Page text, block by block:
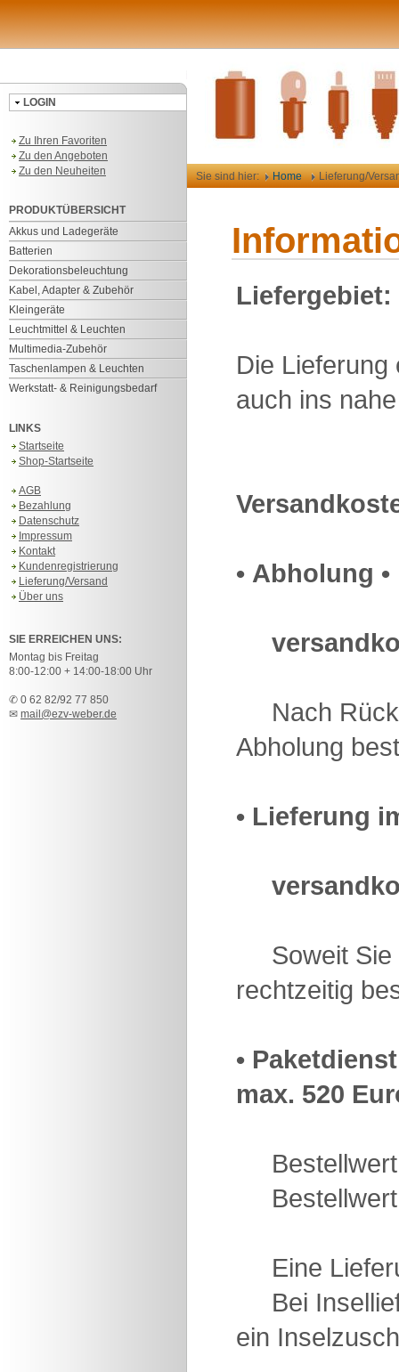
LOGIN
Zu Ihren Favoriten
Zu den Angeboten
Zu den Neuheiten
PRODUKTÜBERSICHT
Akkus und Ladegeräte
Batterien
Dekorationsbeleuchtung
Kabel, Adapter & Zubehör
Kleingeräte
Leuchtmittel & Leuchten
Multimedia-Zubehör
Taschenlampen & Leuchten
Werkstatt- & Reinigungsbedarf
LINKS
Startseite
Shop-Startseite
AGB
Bezahlung
Datenschutz
Impressum
Kontakt
Kundenregistrierung
Lieferung/Versand
Über uns
SIE ERREICHEN UNS:
Montag bis Freitag
8:00-12:00 + 14:00-18:00 Uhr
✆ 0 62 82/92 77 850
✉ mail@ezv-weber.de
Sie sind hier: Home Lieferung/
Liefergebiet:
Die
auch ins
• Abholung •
Nach
Abholung
• Lieferung
Soweit Sie
rechtzeitig
•
max. 520
Bestellwert
Bestellwert
Eine
Bei
ein